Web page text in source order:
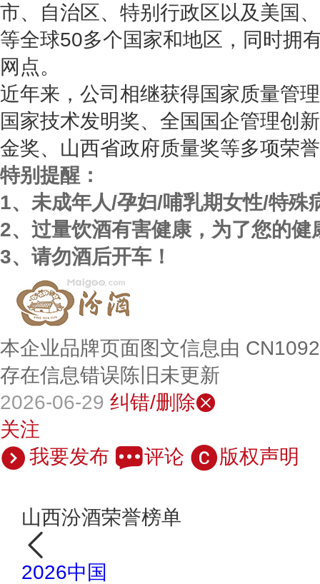
市、自治区、特别行政区以及美国
等全球50多个国家和地区，同时拥
网点。
近年来，公司相继获得国家质量管
国家技术发明奖、全国国企管理创
金奖、山西省政府质量奖等多项荣
特别提醒：
1、未成年人/孕妇/哺乳期女性/特殊
2、过量饮酒有害健康，为了您的健
3、请勿酒后开车！
本企业品牌页面图文信息由
存在信息错误陈旧未更新
2026-06-29 纠错/删除
关注
我要发布
评论 版权声明
山西汾酒荣誉榜单
2026中国